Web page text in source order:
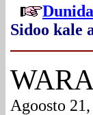
Sidoo kale
Agoosto